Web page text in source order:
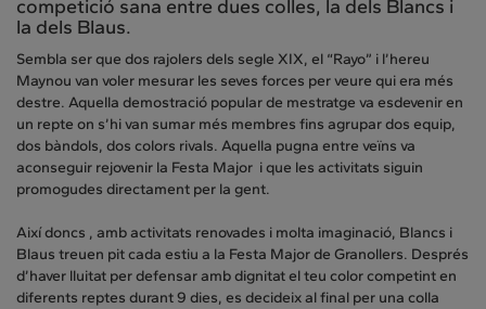
competició sana entre dues colles, la dels Blancs i
la dels Blaus.
Sembla ser que dos rajolers dels segle XIX, el “Rayo” i l’hereu
Maynou van voler mesurar les seves forces per veure qui era més
destre. Aquella demostració popular de mestratge va esdevenir en
un repte on s’hi van sumar més membres fins agrupar dos equip,
dos bàndols, dos colors rivals. Aquella pugna entre veïns va
aconseguir rejovenir la Festa Major i que les activitats siguin
promogudes directament per la gent.
Així doncs , amb activitats renovades i molta imaginació, Blancs i
Blaus treuen pit cada estiu a la Festa Major de Granollers. Després
d’haver lluitat per defensar amb dignitat el teu color competint en
diferents reptes durant 9 dies, es decideix al final per una colla